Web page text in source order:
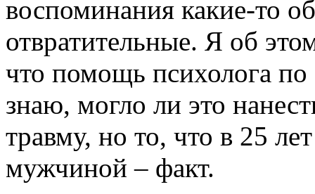
воспоминания какие-то
отвратительные. Я об
что помощь психолога
знаю, могло ли это
травму, но то, что в 25
мужчиной – факт.